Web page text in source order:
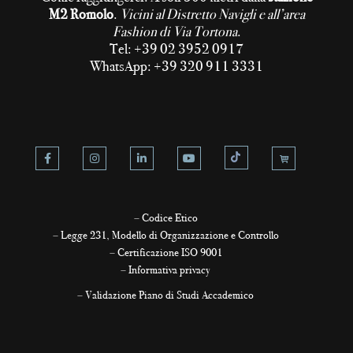
M2 Romolo. Vicini al Distretto Navigli e all’area
Fashion di Via Tortona.
Tel: +39 02 3952 0917
WhatsApp: +39 320 911 3331
–Codice Etico
–Legge 231, Modello di Organizzazione e Controllo
–Certificazione ISO 9001
–Informativa privacy
–Validazione Piano di Studi Accademico